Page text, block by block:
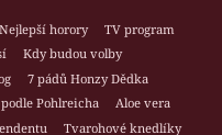
Nejlepší horory
TV program
Kdy budou volby
7 pádů Honzy Dědka
Pohlreicha
Aloe vera
Tvarohové knedlíky